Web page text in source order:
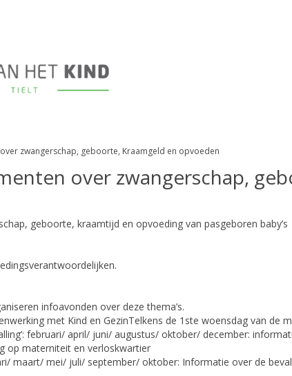
zwangerschap, geboorte, Kraamgeld en opvoeden
over zwangerschap,
geboorte, kraamtijd en opvoeding van pasgeboren baby’s
infoavonden over deze thema’s.
met Kind en GezinTelkens de 1ste woensdag van de
februari/ april/ juni/ augustus/ oktober/ december:
op materniteit en verloskwartier
maart/ mei/ juli/ september/ oktober: Informatie over de